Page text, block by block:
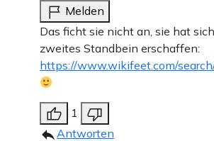
Melden
Das ficht sie nicht an, sie hat
zweites Standbein erschaffen:
https://www.wikifeet.com/
1
Antworten